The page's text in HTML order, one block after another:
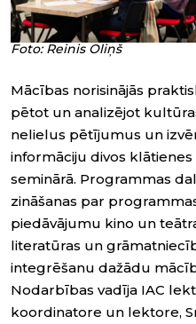
Foto: Reinis Oliņš
Mācības norisinājās
pētot un analizējot
nelielus pētījumus un
informāciju divos klātienes
seminārā. Programmas
zināšanas par
piedāvājumu kino un
literatūras un
integrēšanu dažādu
Nodarbības vadīja IAC
koordinatore un lektore,